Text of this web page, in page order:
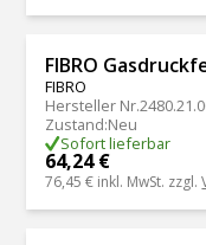
FIBRO
FIBRO
Hersteller Nr.
Zustand:Neu
Sofort lieferbar
64,24 €
76,45 € inkl. MwSt. zzgl.